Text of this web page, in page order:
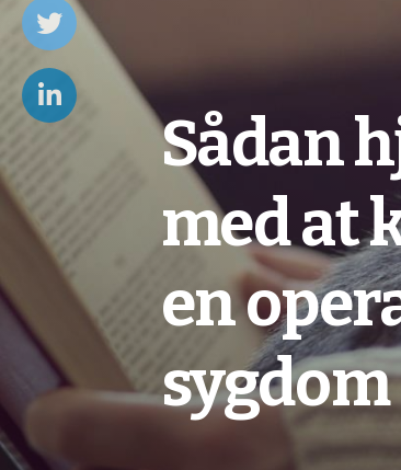
Sådan
med at
en
sygdom